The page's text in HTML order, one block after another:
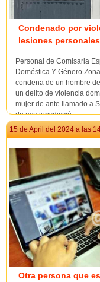
Condenado por
lesiones
Personal de Comisaria
Doméstica Y Género
condena de un hombre
un delito de violencia
mujer de ante llamado a
de esa jurisdicció...
15 de April del 2024 a las
Otra persona que